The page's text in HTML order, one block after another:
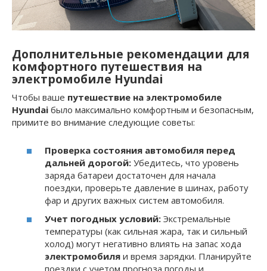
Дополнительные рекомендации для
комфортного путешествия на
электромобиле Hyundai
Чтобы ваше путешествие на электромобиле
Hyundai было максимально комфортным и безопасным,
примите во внимание следующие советы:
Проверка состояния автомобиля перед
дальней дорогой: Убедитесь, что уровень
заряда батареи достаточен для начала
поездки, проверьте давление в шинах, работу
фар и других важных систем автомобиля.
Учет погодных условий: Экстремальные
температуры (как сильная жара, так и сильный
холод) могут негативно влиять на запас хода
электромобиля и время зарядки. Планируйте